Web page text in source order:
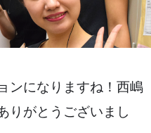
ンになりますね！西嶋
りがとうございまし